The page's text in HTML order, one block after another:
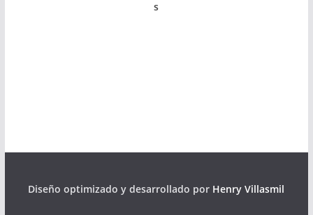
s
Diseño optimizado y desarrollado por Henry Villasmil